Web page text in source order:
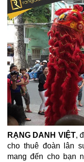
RẠNG DANH VIỆT,
cho thuê đoàn lân
mang đến cho bạn